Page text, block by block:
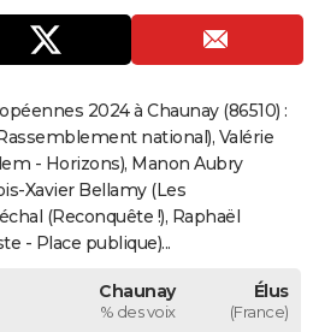
2024 à Chaunay (86510) :
national), Valérie
- Horizons), Manon Aubry
Xavier Bellamy (Les
(Reconquête !), Raphaël
- Place publique)...
Chaunay
% des voix
Élus
(France)